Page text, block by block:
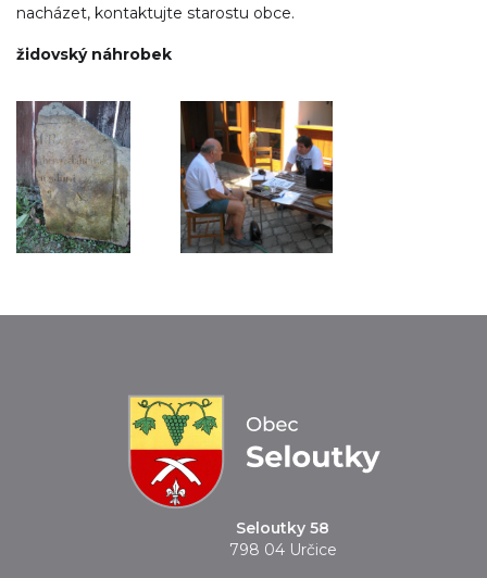
nacházet, kontaktujte starostu obce.
židovský náhrobek
Seloutky 58
798 04 Určice